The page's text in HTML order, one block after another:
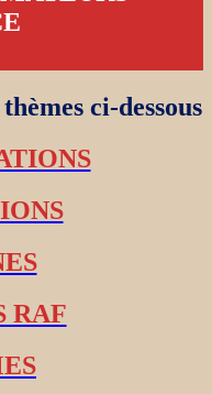
ci-dessous
RAF